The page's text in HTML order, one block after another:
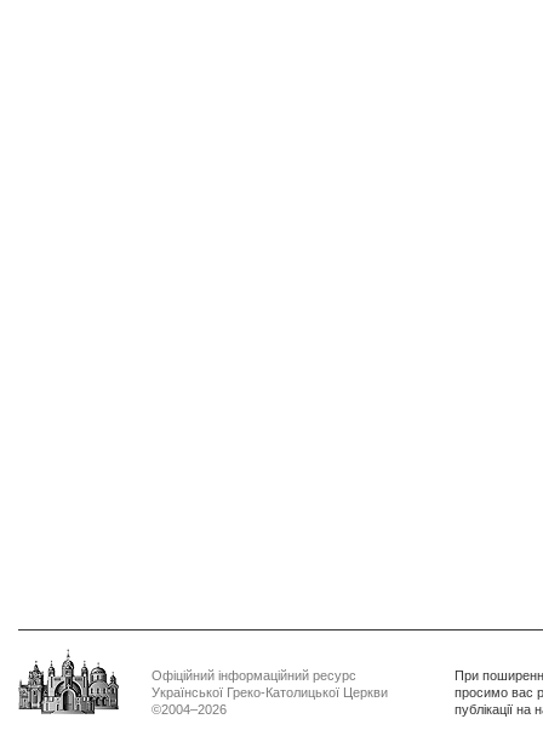
Офіційний інформаційний ресурс
Української Греко-Католицької Церкви
©2004–2026
При
просимо вас
публікації на